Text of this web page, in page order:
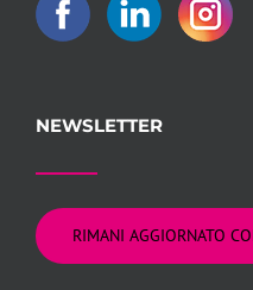
NEWSLETTER
RIMANI AGGIORNATO